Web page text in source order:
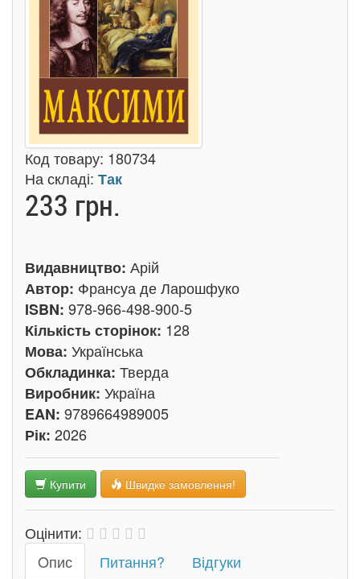
Код товару: 180734
На складі: Так
233 грн.
Видавництво: Арій
Автор: Франсуа де Ларошфуко
ISBN: 978-966-498-900-5
Кількість сторінок: 128
Мова: Українська
Обкладинка: Тверда
Виробник: Україна
EAN: 9789664989005
Рік: 2026
Купити Швидке замовлення!
Оцінити:
Oпис
Питання?
Відгуки